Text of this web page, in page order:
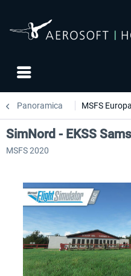
Panoramica MSFS Europa
SimNord - EKSS
MSFS 2020